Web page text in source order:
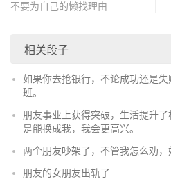
不要为自己的懒找理由
相关段子
如果你去抢银行，不论成功还是
班。
朋友事业上获得突破，生活提升
是能换成我，我会更高兴。
两个朋友吵架了，不管我怎么劝，
朋友的女朋友出轨了